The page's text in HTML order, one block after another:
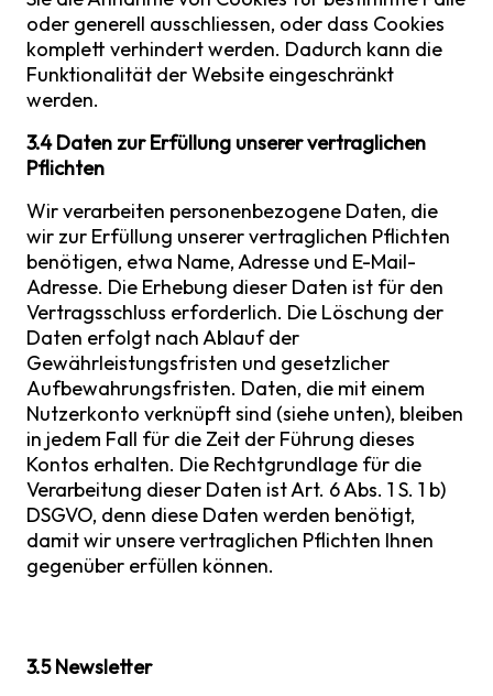
oder generell ausschliessen, oder dass Cookies
komplett verhindert werden. Dadurch kann die
Funktionalität der Website eingeschränkt
werden.
3.4 Daten zur Erfüllung unserer vertraglichen
Pflichten
Wir verarbeiten personenbezogene Daten, die
wir zur Erfüllung unserer vertraglichen Pflichten
benötigen, etwa Name, Adresse und E-Mail-
Adresse. Die Erhebung dieser Daten ist für den
Vertragsschluss erforderlich. Die Löschung der
Daten erfolgt nach Ablauf der
Gewährleistungsfristen und gesetzlicher
Aufbewahrungsfristen. Daten, die mit einem
Nutzerkonto verknüpft sind (siehe unten), bleiben
in jedem Fall für die Zeit der Führung dieses
Kontos erhalten. Die Rechtgrundlage für die
Verarbeitung dieser Daten ist Art. 6 Abs. 1 S. 1 b)
DSGVO, denn diese Daten werden benötigt,
damit wir unsere vertraglichen Pflichten Ihnen
gegenüber erfüllen können.
3.5 Newsletter